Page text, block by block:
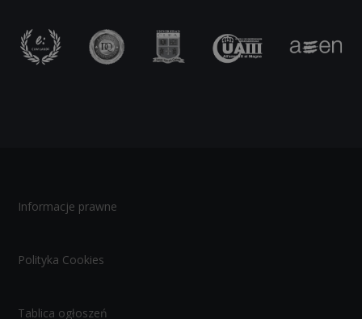
Informacje prawne
Polityka Cookies
Tablica ogłoszeń